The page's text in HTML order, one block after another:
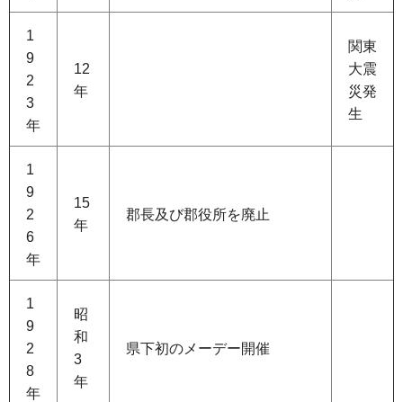
1
9
2
3
年
12
年
関東
大震
災発
生
1
9
2
6
年
15
年
郡長及び郡役所を廃止
1
9
2
8
年
昭
和
3
年
県下初のメーデー開催